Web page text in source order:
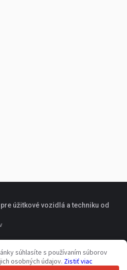
úžitkové vozidlá a techniku od
súhlasíte s používaním súborov
osobných údajov. Zistiť viac